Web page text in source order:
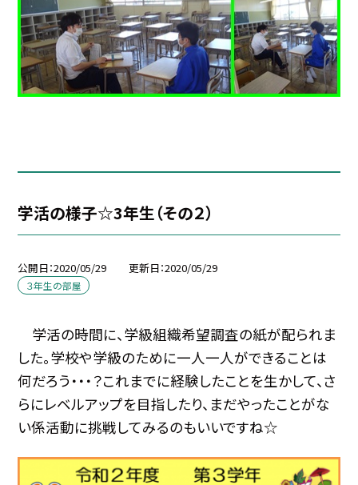
学活の様子☆3年生（その２）
公開日 2020/05/29 更新日 2020/05/29
３年生の部屋
学活の時間に、学級組織希望調査の紙が配られま
した。学校や学級のために一人一人ができることは
何だろう・・・？これまでに経験したことを生かして、さ
らにレベルアップを目指したり、まだやったことがな
い係活動に挑戦してみるのもいいですね☆